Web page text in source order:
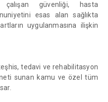
güvenliği, hasta
esas alan sağlıkta
uygulanmasına ilişkin
tedavi ve rehabilitasyon
sunan kamu ve özel tüm